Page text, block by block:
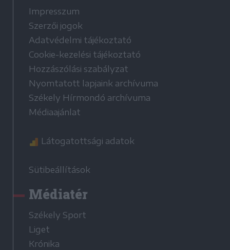
Impresszum
Szerzői jogok
Adatvédelmi tájékoztató
Cookie-kezelési tájékoztató
Hozzászólási szabályzat
Nyomtatott lapjaink archívuma
Székely Hírmondó archívuma
Médiaajánlat
Látogatottsági adatok
Sütibeállítások
Médiatér
Székely Sport
Liget
Krónika